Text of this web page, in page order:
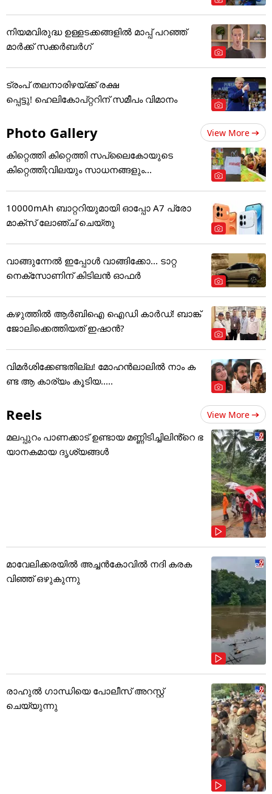
നിയമവിരുദ്ധ ഉള്ളടക്കങ്ങളിൽ മാപ്പ് പറഞ്ഞ്
മാർക്ക് സക്കർബർഗ്
ട്രംപ് തലനാരിഴയ്ക്ക് രക്ഷ
പ്പെട്ടു! ഹെലികോപ്റ്ററിന് സമീപം വിമാനം
Photo Gallery View More
കിറ്റെത്തി കിറ്റെത്തി സപ്ലൈകോയുടെ
കിറ്റെത്തി;വിലയും സാധനങ്ങളും...
10000mAh ബാറ്ററിയുമായി ഓപ്പോ A7 പ്രോ
മാക്സ് ലോഞ്ച് ചെയ്തു
വാങ്ങുന്നേൽ ഇപ്പോൾ വാങ്ങിക്കോ... ടാറ്റ
നെക്സോണിന് കിടിലൻ ഓഫർ
കഴുത്തില്‍ ആര്‍ബിഐ ഐഡി കാര്‍ഡ്! ബാങ്ക്
ജോലിക്കെത്തിയത് ഇഷാന്‍?
വിമർശിക്കേണ്ടതില്ല! മോഹൻലാലിൽ നാം ക
ണ്ട ആ കാര്യം കൂടിയ.....
Reels View More
മലപ്പുറം പാണക്കാട് ഉണ്ടായ മണ്ണിടിച്ചിലിൻ്റെ ഭ
യാനകമായ ദൃശ്യങ്ങൾ
മാവേലിക്കരയിൽ അച്ചൻകോവിൽ നദി കരക
വിഞ്ഞ് ഒഴുകുന്നു
രാഹുൽ ഗാന്ധിയെ പോലീസ് അറസ്റ്റ്
ചെയ്യുന്നു